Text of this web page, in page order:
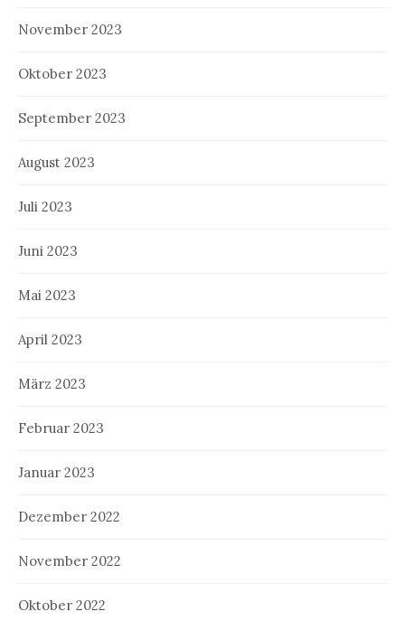
November 2023
Oktober 2023
September 2023
August 2023
Juli 2023
Juni 2023
Mai 2023
April 2023
März 2023
Februar 2023
Januar 2023
Dezember 2022
November 2022
Oktober 2022